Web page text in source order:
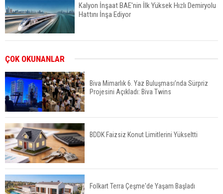
Kalyon İnşaat BAE'nin İlk Yüksek Hızlı Demiryolu
Hattını İnşa Ediyor
TOKİ 51 İlde 540 Konut ve İş Yerini Satışa
Sunuyor
Yatırımcıların Bina Tercihi Değişiyor: Dijital Altyapı
Öne Çıkıyor
ÇOK OKUNANLAR
Biva Mimarlık 6. Yaz Buluşması’nda Sürpriz
Projesini Açıkladı: Biva Twins
BDDK Faizsiz Konut Limitlerini Yükseltti
Folkart Terra Çeşme'de Yaşam Başladı